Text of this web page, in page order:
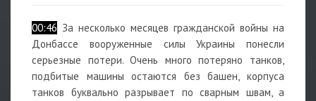
00:46 За несколько месяцев гражданской войны на
Донбассе вооруженные силы Украины понесли
серьезные потери. Очень много потеряно танков,
подбитые машины остаются без башен, корпуса
танков буквально разрывает по сварным швам, а